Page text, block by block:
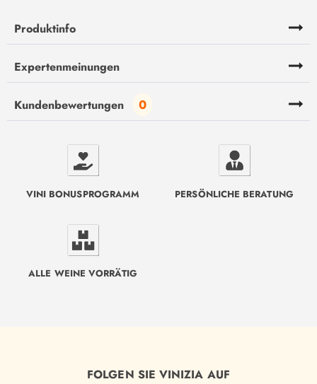
Produktinfo
Expertenmeinungen
Kundenbewertungen 0
VINI BONUSPROGRAMM PERSÖNLICHE BERATUNG
ALLE WEINE VORRÄTIG
FOLGEN SIE VINIZIA AUF